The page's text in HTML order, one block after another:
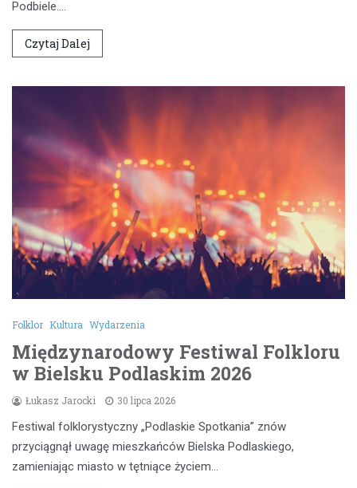
Podbiele.…
Czytaj Dalej
Folklor Kultura Wydarzenia
Międzynarodowy Festiwal Folkloru
w Bielsku Podlaskim 2026
Łukasz Jarocki 30 lipca 2026
Festiwal folklorystyczny „Podlaskie Spotkania” znów
przyciągnął uwagę mieszkańców Bielska Podlaskiego,
zamieniając miasto w tętniące życiem…